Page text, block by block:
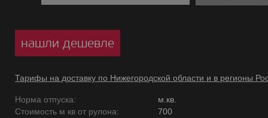
нашли дешевле
Тарифы на доставку по Нижегородской области и в регионы
Норма отпуска:
м.кв.
Стоимость м кв от рулона:
700